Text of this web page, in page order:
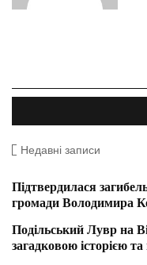
Недавні записи
Підтвердилася
громади Володимира
Подільський Лувр на
загадковою історією